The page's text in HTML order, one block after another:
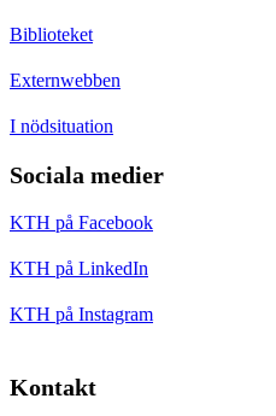
Biblioteket
Externwebben
I nödsituation
Sociala medier
KTH på Facebook
KTH på LinkedIn
KTH på Instagram
Kontakt